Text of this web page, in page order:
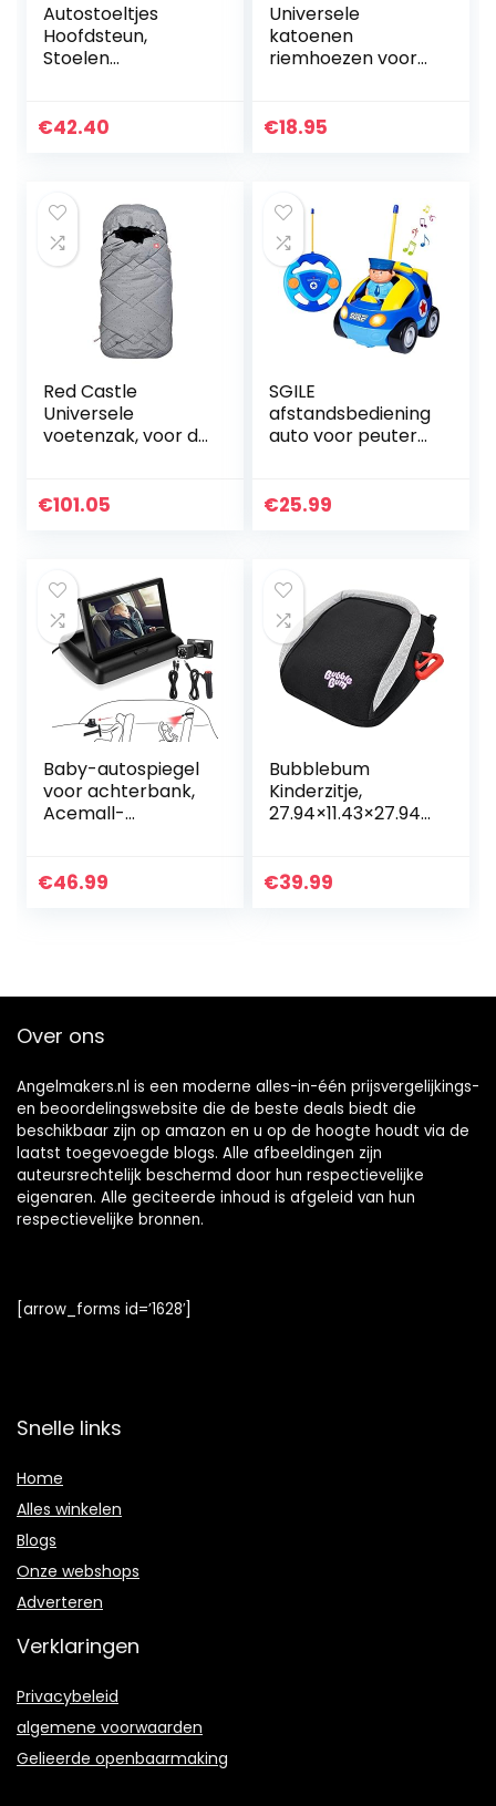
Autostoeltjes
Hoofdsteun,
Stoelen
Hoofdkussen, voor
€42.40
Universele
katoenen
riemhoezen voor
Riembeschermers
€18.95
Red Castle
Universele
voetenzak, voor de
stippen 6-36
€101.05
SGILE
afstandsbediening
auto voor peuters
speelgoed
€25.99
Baby-autospiegel
voor achterbank,
Acemall-
met 4,3-inch HD-
€46.99
Bubblebum
Kinderzitje,
27.94×11.43×27.94
€39.99
Over ons
Angelmakers.nl is een moderne alles-in-één prijsvergelijkings-
en beoordelingswebsite die de beste deals biedt die
beschikbaar zijn op amazon en u op de hoogte houdt via de
laatst toegevoegde blogs. Alle afbeeldingen zijn
auteursrechtelijk beschermd door hun respectievelijke
eigenaren. Alle geciteerde inhoud is afgeleid van hun
respectievelijke bronnen.
[arrow_forms id=’1628′]
Snelle links
Home
Alles winkelen
Blogs
Onze webshops
Adverteren
Verklaringen
Privacybeleid
algemene voorwaarden
Gelieerde openbaarmaking